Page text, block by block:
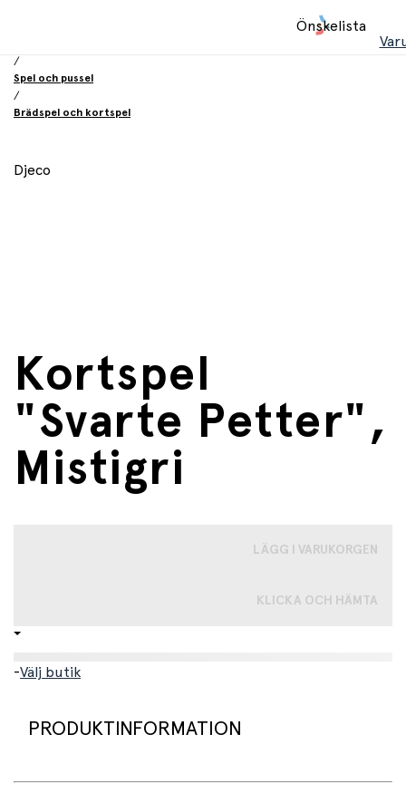
Önskelista
/
Spel och pussel
/
Brädspel och kortspel
Djeco
Kortspel
"Svarte Petter",
Mistigri
LÄGG I VARUKORGEN
KLICKA OCH HÄMTA
-Välj butik
PRODUKTINFORMATION